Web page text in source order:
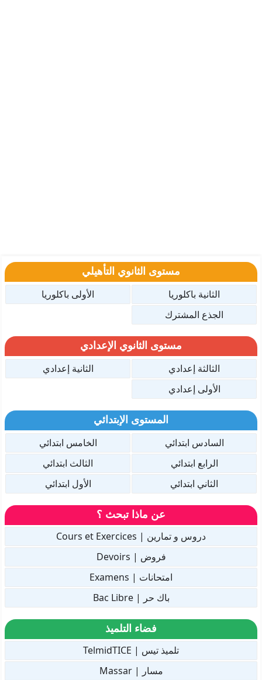
مستوى الثانوي التأهيلي
الثانية باكلوريا
الأولى باكلوريا
الجذع المشترك
مستوى الثانوي الإعدادي
الثالثة إعدادي
الثانية إعدادي
الأولى إعدادي
المستوى الإبتدائي
السادس ابتدائي
الخامس ابتدائي
الرابع ابتدائي
الثالث ابتدائي
الثاني ابتدائي
الأول ابتدائي
عن ماذا تبحث ؟
دروس و تمارين | Cours et Exercices
فروض | Devoirs
امتحانات | Examens
باك حر | Bac Libre
فضاء التلميذ
تلميذ تيس | TelmidTICE
مسار | Massar